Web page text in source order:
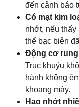
đến cảnh báo
Có mạt kim
nhớt, nếu thấy
thể bạc biên
Động cơ
Trục khuỷu
hành không
khoang máy.
Hao nhớt